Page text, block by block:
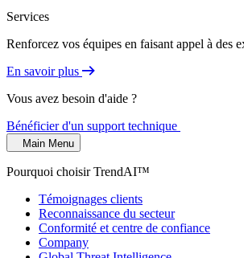
Services
Renforcez vos équipes en faisant appel à des
En savoir plus
Vous avez besoin d'aide ?
Bénéficier d'un support technique
Main Menu
Pourquoi choisir TrendAI™
Témoignages clients
Reconnaissance du secteur
Conformité et centre de confiance
Company